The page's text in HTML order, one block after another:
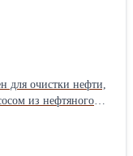
для очистки нефти,
из нефтяного
муфт,
за исключением